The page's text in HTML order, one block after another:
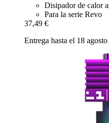
Disipador de calor
Para la serie Revo
37,49 €
Entrega hasta el 18 agosto